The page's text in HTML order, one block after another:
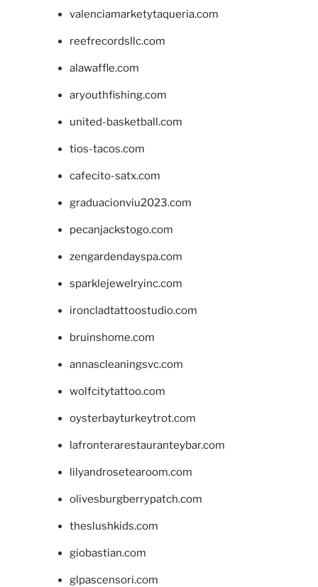
valenciamarketytaqueria.com
reefrecordsllc.com
alawaffle.com
aryouthfishing.com
united-basketball.com
tios-tacos.com
cafecito-satx.com
graduacionviu2023.com
pecanjackstogo.com
zengardendayspa.com
sparklejewelryinc.com
ironcladtattoostudio.com
bruinshome.com
annascleaningsvc.com
wolfcitytattoo.com
oysterbayturkeytrot.com
lafronterarestauranteybar.com
lilyandrosetearoom.com
olivesburgberrypatch.com
theslushkids.com
giobastian.com
glpascensori.com